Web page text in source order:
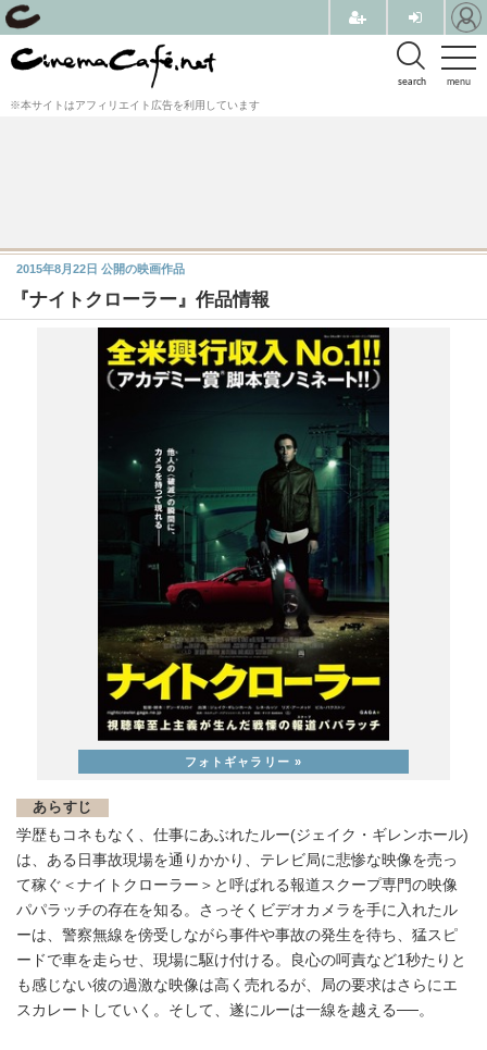
menu
search
※本サイトはアフィリエイト広告を利用しています
『ナイトクローラー』作品情報
2015年8月22日 公開の映画作品
あらすじ
学歴もコネもなく、仕事にあぶれたルー(ジェイク・ギレンホール)
は、ある日事故現場を通りかかり、テレビ局に悲惨な映像を売っ
て稼ぐ＜ナイトクローラー＞と呼ばれる報道スクープ専門の映像
パパラッチの存在を知る。さっそくビデオカメラを手に入れたル
ーは、警察無線を傍受しながら事件や事故の発生を待ち、猛スピ
ードで車を走らせ、現場に駆け付ける。良心の呵責など1秒たりと
も感じない彼の過激な映像は高く売れるが、局の要求はさらにエ
スカレートしていく。そして、遂にルーは一線を越える──。